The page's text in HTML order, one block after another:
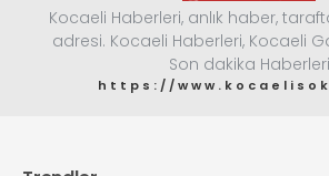
Kocaeli Haberleri, anlık haber,
adresi. Kocaeli Haberleri, Kocaeli
Son dakika Haberleri
https://